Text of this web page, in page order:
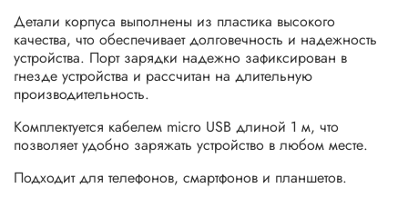
Детали корпуса выполнены из пластика высокого
качества, что обеспечивает долговечность и надежность
устройства. Порт зарядки надежно зафиксирован в
гнезде устройства и рассчитан на длительную
производительность.
Комплектуется кабелем micro USB длиной 1 м, что
позволяет удобно заряжать устройство в любом месте.
Подходит для телефонов, смартфонов и планшетов.